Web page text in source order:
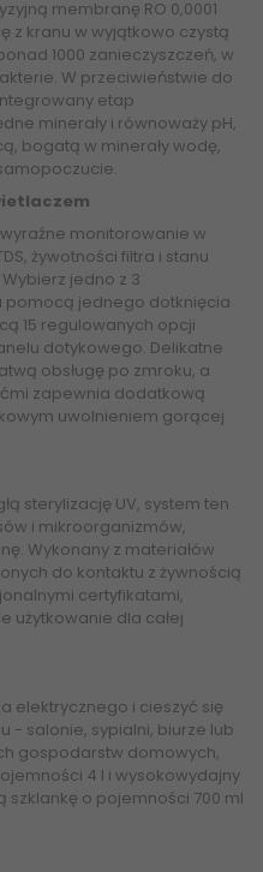
membranę RO 0,0001
z kranu w wyjątkowo czystą
1000 zanieczyszczeń, w
W przeciwieństwie do
etap
minerały i równoważy pH,
bogatą w minerały wodę,
monitorowanie w
żywotności filtra i stanu
jedno z 3
jednego dotknięcia
15 regulowanych opcji
dotykowego. Delikatne
obsługę po zmroku, a
zapewnia dodatkową
uwolnieniem gorącej
sterylizację UV, system ten
i mikroorganizmów,
Wykonany z materiałów
do kontaktu z żywnością
certyfikatami,
użytkowanie dla całej
elektrycznego i cieszyć się
- salonie, sypialni, biurze lub
gospodarstw domowych,
4 l i wysokowydajny
szklankę o pojemności 700 ml